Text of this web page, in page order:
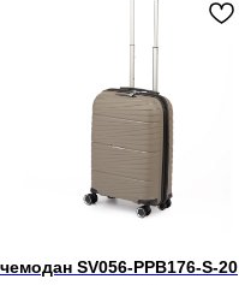
чемодан SV056-PPB176-S-20